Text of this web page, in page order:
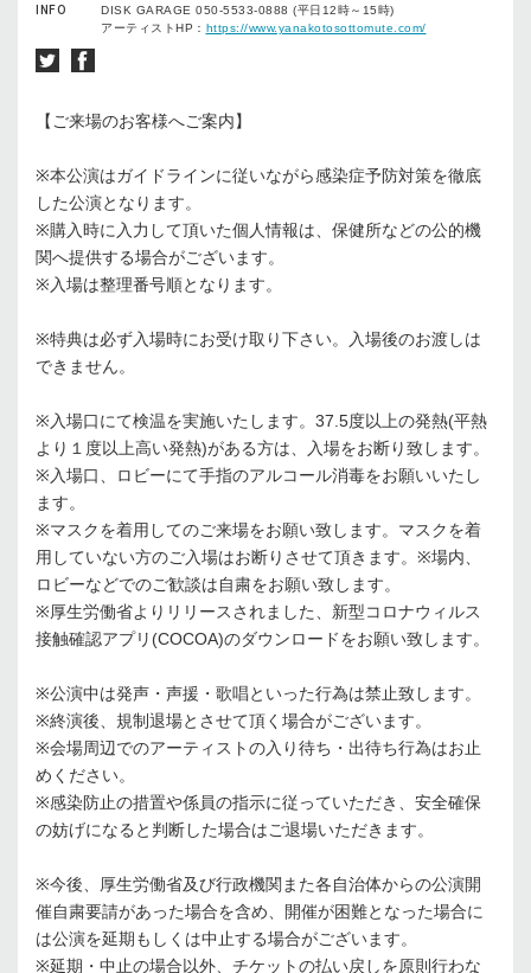
INFO
DISK GARAGE 050-5533-0888 (平日12時～15時)
アーティストHP： https://www.yanakotosottomute.com/
【ご来場のお客様へご案内】
※本公演はガイドラインに従いながら感染症予防対策を徹底
した公演となります。
※購入時に入力して頂いた個人情報は、保健所などの公的機
関へ提供する場合がございます。
※ 入場は整理番号順となります。
※特典は必ず入場時にお受け取り下さい。入場後のお渡しは
できません。
※ 入場口にて検温を実施いたします。 37.5度以上の発熱(平熱
より１度以上高い発熱)がある方は、入場をお断り致します。
※ ⼊場⼝、ロビーにて⼿指のアルコール消毒をお願いいたし
ます。
※マスクを着用してのご来場をお願い致します。マスクを着
用していない方のご入場はお断りさせて頂きます。 ※場内、
ロビーなどでのご歓談は⾃粛をお願い致します。
※厚生労働省よりリリースされました、新型コロナウィルス
接触確認アプリ (COCOA)のダウンロードをお願い致します。
※公演中は発声・声援・歌唱といった行為は禁止致します。
※終演後、規制退場とさせて頂く場合がございます。
※会場周辺でのアーティストの入り待ち・出待ち行為はお止
めください。
※感染防止の措置や係員の指示に従っていただき、安全確保
の妨げになると判断した場合はご退場いただきます。
※今後、厚生労働省及び行政機関また各自治体からの公演開
催自粛要請があった場合を含め、開催が困難となった場合に
は公演を延期もしくは中止する場合がございます。
※延期・中止の場合以外、チケットの払い戻しを原則行わな